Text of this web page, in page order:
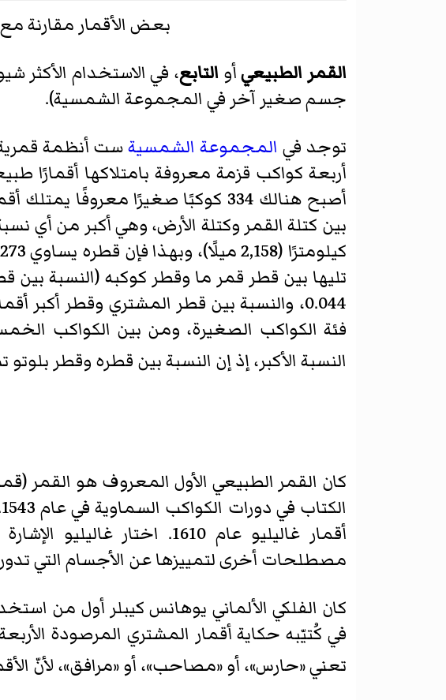
بعض الأقمار مقارنة مع حجم الأرض. 19 قمرًا
القمر الطبيعيأو التابع، في الاستخدام الأكثر
جسم صغير آخر في المجموعة الشمسية).
توجد في المجموعة الشمسية
أصبح هنالك 334 كوكبًا صغيرًا
كيلومترًا (2,158 ميلًا)، وبهذا فإن قطره يساوي 0.273 مرة من قطر
تليها بين قطر قمر ما وقطر كوكبه (النسبة بين قطر نبتون وقطر
فئة الكواكب الصغيرة، ومن بين الكواكب
النسبة الأكبر، إذ إن النسبة بين قطره وقطر بلوتو
كان القمر الطبيعي الأول المعروف هو القمر
أقمار غاليليو عام 1610.
مصطلحات أخرى لتمييزها عن الأجسام التي
تعني «حارس»، أو «مصاحب»، أو «مرافق»، لأنّ